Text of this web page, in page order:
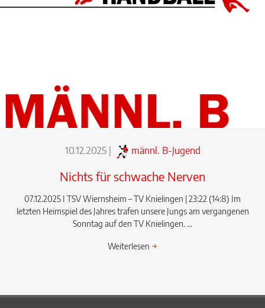
10.12.2025 männl. B-Jugend
Nichts für schwache Nerven
07.12.2025 I TSV Wiernsheim – TV Knielingen | 23:22 (14:8) Im
letzten Heimspiel des Jahres trafen unsere Jungs am vergangenen
Sonntag auf den TV Knielingen. ...
Weiterlesen →